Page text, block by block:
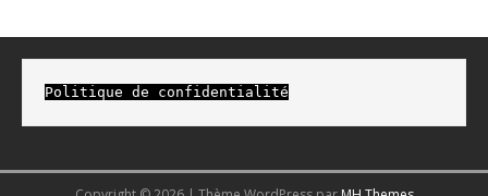
Politique de confidentialité